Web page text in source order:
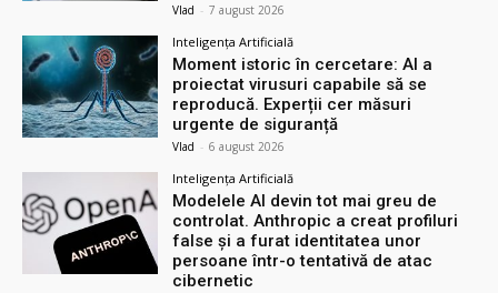
Vlad - 7 august 2026
Inteligența Artificială
Moment istoric în cercetare: AI a
proiectat virusuri capabile să se
reproducă. Experții cer măsuri
urgente de siguranță
Vlad - 6 august 2026
Inteligența Artificială
Modelele AI devin tot mai greu de
controlat. Anthropic a creat profiluri
false și a furat identitatea unor
persoane într-o tentativă de atac
cibernetic